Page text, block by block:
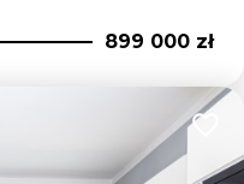
899 000 zł